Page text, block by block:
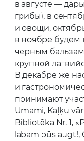
в августе —
грибы), в
и овощи,
в ноябре будем
черным
крупной
В декабре же
и
принимают
Umami, Kaļķu
Bibliotēka Nr. 1,
labam būs augt!,